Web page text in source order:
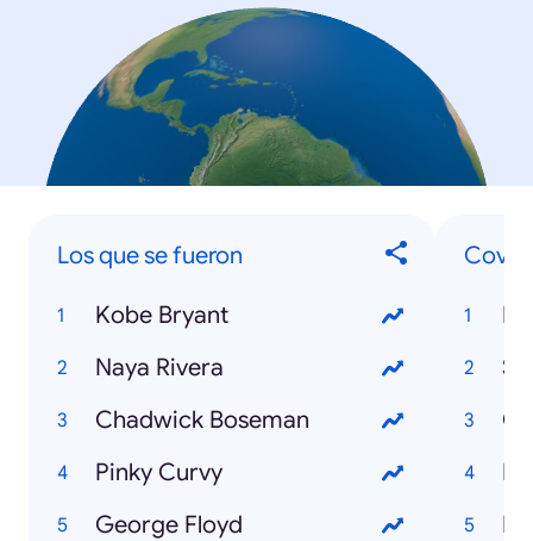
Los que se fueron
Kobe Bryant
Naya Rivera
Chadwick Boseman
Pinky Curvy
George Floyd